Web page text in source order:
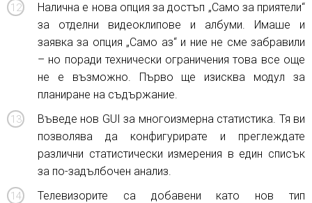
Налична е нова опция за достъп „Само за приятели“
за отделни видеоклипове и албуми. Имаше и
заявка за опция „Само аз“ и ние не сме забравили
– но поради технически ограничения това все още
не е възможно. Първо ще изисква модул за
планиране на съдържание.
Въведе нов GUI за многоизмерна статистика. Тя ви
позволява да конфигурирате и преглеждате
различни статистически измерения в един списък
за по-задълбочен анализ.
Телевизорите са добавени като нов тип